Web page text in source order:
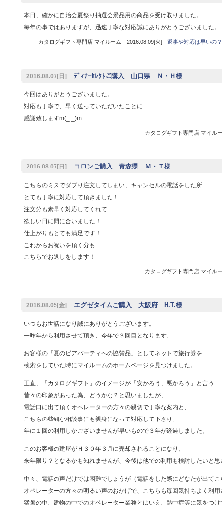
本日、確かに自治会夏祭り抽選会景品用の商品を受け取りました。
毎年の事ではありますが、迅速丁寧な対応誠にありがとうございました。
カタログギフト専門店 マイルーム 2016.08.09[火] 返事や対応は早いの？
2016.08.07[日] ﾃﾞｨﾅｰｾﾚｸﾄご購入 山口県 Ｎ・Ｈ様
今回はありがとうございました。
対応も丁寧で、早く送っていただいたことに
感謝致しますm(_ _)m
カタログギフト専門店 マイ
2016.08.07[日] コロンご購入 青森県 Ｍ・Ｔ様
こちらのミスでダブり注文してしまい、キャンセルの電話をした所
とても丁寧に対応して頂きました！
注文分も素早く対応してくれて
欲しい日に間に合いました！
仕上がりもとても満足です！
これからお祝いを頂く分も
こちらでお返しをします！
カタログギフト専門店 マイ
2016.08.05[金] エグゼタイムご購入 大阪府 H.T.様
いつもお世話になり誠にありがとうございます。
一昨年から利用させて頂き、今年で３回目となります。
お客様の「夏のビアパーティへの協賛品」としてネットで旅行券を
検索をしていた時にマイルームのホームページを見つけました。
正直、「カタログギフト」のイメージが「安かろう、悪かろう」と言う
昔々の印象があった為、どうかな？と思いましたが、
電話口に出て頂くオペレーターの方々の親切で丁寧な案内と、
こちらの些細な相談事にも親身になって対応して下さり、
年に１回の利用しかございませんが早いもので３年が経過しました。
このお客様の建屋がＨ３０年３月に売却されることになり、
来年限り？となるかも知れませんが、今後は他での利用も検討したいと思
中々、電話の声だけでは困難でしょうが（電話をした際にどなたが出てこ
オペレーターの方々の明るい声のおかげで、こちらも毎回気持ちよく利
猛暑の中、建物の中でのオペレーター業務とはいえ、熱中症等に気をつけ